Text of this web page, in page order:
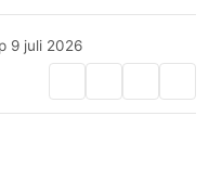
9 juli 2026